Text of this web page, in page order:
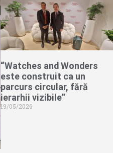
“Watches and Wonders
este construit ca un
parcurs circular, fără
ierarhii vizibile”
19/05/2026